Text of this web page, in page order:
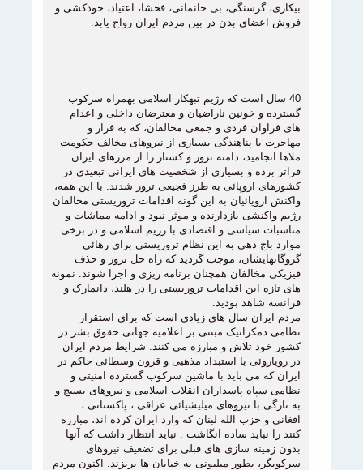
بیکاری، گرسنگی، بی خانمانی، فحشا، اعتیاد، خودکشی و
فروش اعضای بدن در بین مردم ایران رواج یابد.
40 سال است که رژیم تبهکار اسلامی بهمراه سرکوب
گسترده و خونین ناراضیان و معترضان داخلی و اعدام
های فراوان فردی و جمعی مخالفان، که به فرار و
مهاجرت یا پناهندگی بسیاری از نیروهای مخالف حکومت
ملاها انجامید، دامنه ترور و کشتار را از مرزهای ایران
فراتر برده و بسیاری از شخصیت های ایرانی تبعیدی در
کشورهای اروپائی به طرز فجیعی ترور شدند. با این همه،
واکنش اروپائیان به این گونه اقدامات تروریستی مخالفان
رژیم واکنشی بازدارنده و موثر نبود و ادامه مماشات و
مناسبات سیاسی و اقتصادی با رژيم اسلامی و در برخی
موارد باج دهی به این نظام تروریستی برای رهائی
گروگانهایشان، موجب گردید که راه حل ترور و حذف
فیزیکی مخالفان همچنان برنامه ریزی و اجرا شوند. نمونه
های تازه این اقدامات تروریستی را در هلند، دانمارک و
فرانسه شاهد بودید.
مردم ایران سال های زیادی است که برای استقرار
نظامی دمکراتیک مبتنی بر اعلامیه جهانی حقوق بشر در
کشور خود تلاش و مبارزه می کنند. شرایط مردم ایران
در رویاروئی با استبداد مذهبی و قرون وسطائی حاکم در
ایران که می باید با ماشین سرکوب گسترده امنیتی و
نظامی سپاه پاسداران انقلاب اسلامی و نیروهای بسیج و
به تازگی با نیروهای میلیشیائی عراقی ، پاکستانی ،
افغانی و حزب الله لبنان که وارد ایران کرده اند، مبارزه
کنند را نباید ساده انگاشت . نباید انتظار داشت که آنها
بدون زمینه سازی های قبلی برای تضعیف نیروهای
سرکوبگر، بطور میلیونی به خیابان ها بریزند. اکنون مردم